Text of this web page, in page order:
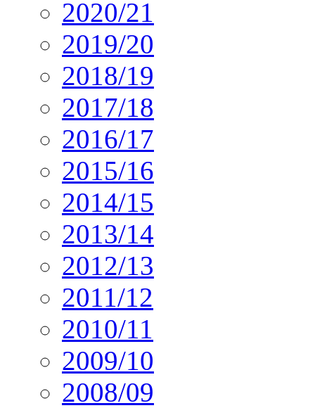
2020/21
2019/20
2018/19
2017/18
2016/17
2015/16
2014/15
2013/14
2012/13
2011/12
2010/11
2009/10
2008/09